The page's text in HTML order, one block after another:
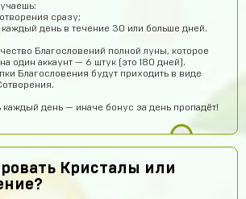
сразу;
день в течение 30 или больше дней.
Благословений полной луны, которое
один аккаунт — 6 штук (это 180 дней).
Благословения будут приходить в виде
каждый день — иначе бонус за день пропадёт!
Кристалы или
уверен уже 4 акк по фри фаер всё приходит
12 часов назад
пришел теперь рублуюсь на нормальном а
11 часов назад